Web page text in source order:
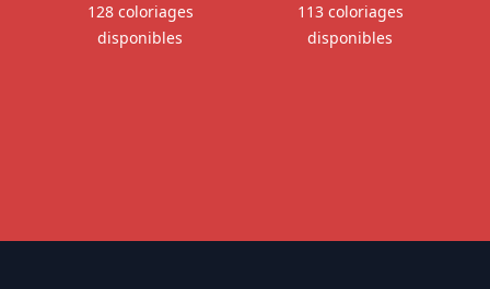
128 coloriages
disponibles
113 coloriages
disponibles